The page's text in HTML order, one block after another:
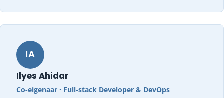
IA
Ilyes Ahidar
Co-eigenaar · Full-stack Developer & DevOps